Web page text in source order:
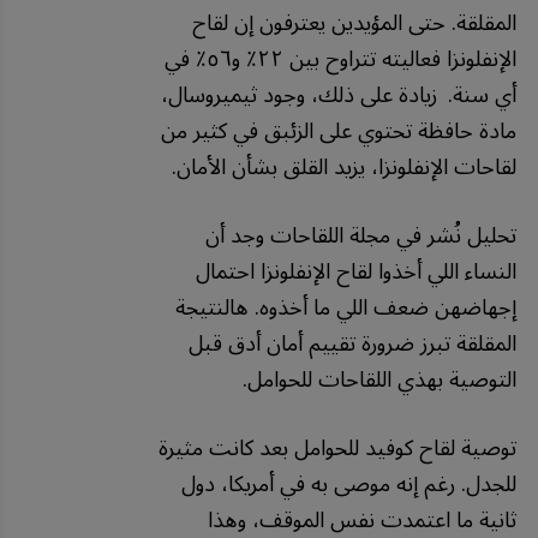
المقلقة. حتى المؤيدين يعترفون إن لقاح
الإنفلونزا فعاليته تتراوح بين ٢٢٪ و٥٦٪ في
أي سنة. زيادة على ذلك، وجود ثيميروسال،
مادة حافظة تحتوي على الزئبق في كثير من
لقاحات الإنفلونزا، يزيد القلق بشأن الأمان.
تحليل نُشر في مجلة اللقاحات وجد أن
النساء اللي أخذوا لقاح الإنفلونزا احتمال
إجهاضهن ضعف اللي ما أخذوه. هالنتيجة
المقلقة تبرز ضرورة تقييم أمان أدق قبل
التوصية بهذي اللقاحات للحوامل.
توصية لقاح كوفيد للحوامل بعد كانت مثيرة
للجدل. رغم إنه موصى به في أمريكا، دول
ثانية ما اعتمدت نفس الموقف، وهذا